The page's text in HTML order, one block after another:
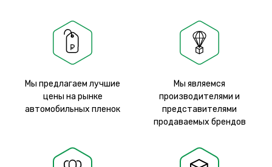
Мы предлагаем лучшие
цены на рынке
автомобильных пленок
Мы являемся
производителями и
представителями
продаваемых брендов